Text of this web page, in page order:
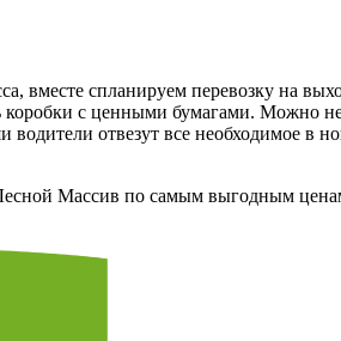
вместе спланируем перевозку на
с ценными бумагами. Можно
отвезут все необходимое в
Массив по самым выгодным